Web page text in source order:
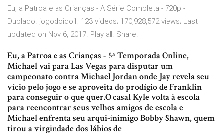
Eu, a Patroa e as Crianças - A Série Completa - 720p -
Dublado. jogodoido1; 123 videos; 170,928,572 views; Last
updated on Nov 6, 2017. Play all. Share.
Eu, a Patroa e as Crianças - 5ª Temporada Online,
Michael vai para Las Vegas para disputar um
campeonato contra Michael Jordan onde Jay revela seu
vício pelo jogo e se aproveita do prodígio de Franklin
para conseguir o que quer.O casal Kyle volta à escola
para reencontrar seus velhos amigos de escola e
Michael enfrenta seu arqui-inimigo Bobby Shawn, quem
tirou a virgindade dos lábios de